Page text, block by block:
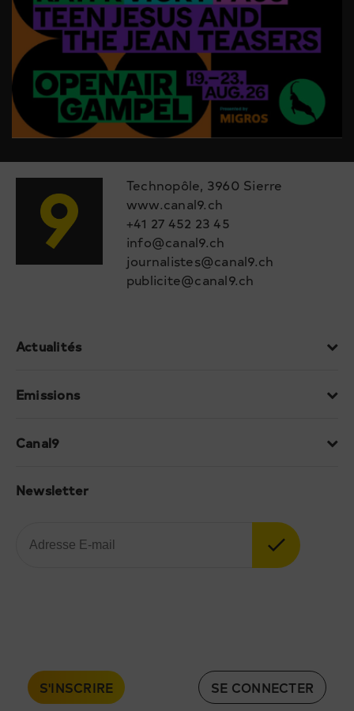
Technopôle, 3960 Sierre
www.canal9.ch
+41 27 452 23 45
info@canal9.ch
journalistes@canal9.ch
publicite@canal9.ch
Actualités
Emissions
Canal9
Newsletter
S'INSCRIRE SE CONNECTER